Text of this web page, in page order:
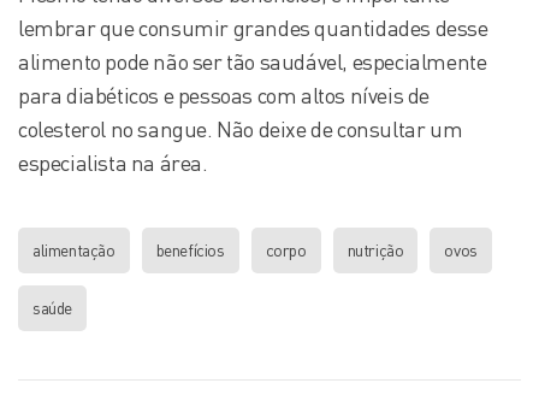
lembrar que consumir grandes quantidades desse
alimento pode não ser tão saudável, especialmente
para diabéticos e pessoas com altos níveis de
colesterol no sangue. Não deixe de consultar um
especialista na área.
alimentação benefícios corpo nutrição ovos
saúde